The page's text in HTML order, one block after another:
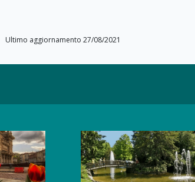
Ultimo aggiornamento 27/08/2021